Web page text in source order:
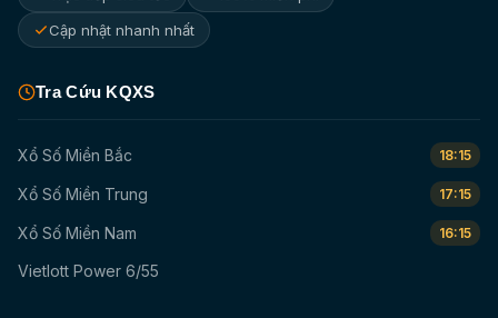
Cập nhật nhanh nhất
Tra Cứu KQXS
Xổ Số Miền Bắc 18:15
Xổ Số Miền Trung 17:15
Xổ Số Miền Nam 16:15
Vietlott Power 6/55